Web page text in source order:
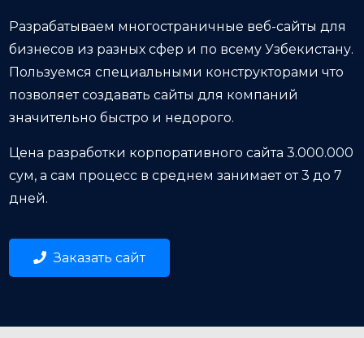
Разрабатываем многостраничные веб-сайты для
бизнесов из разных сфер и по всему Узбекистану.
Пользуемся специальными конструкторами что
позволяет создавать сайты для компаний
значительно быстро и недорого.
Цена разработки корпоративного сайта 3.000.000
сум, а сам процесс в среднем занимает от 3 до 7
дней.
Заказать сайт